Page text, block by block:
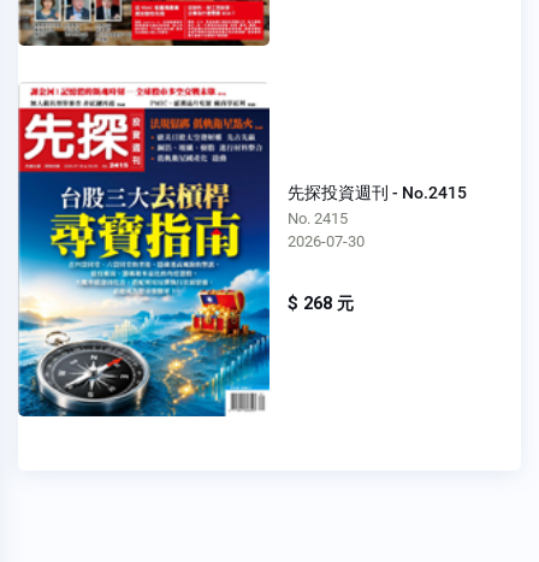
先探投資週刊 - No.2415
No. 2415
2026-07-30
$ 268 元